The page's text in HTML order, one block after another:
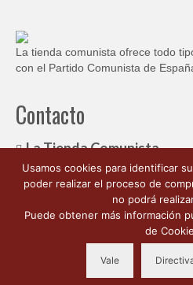
La tienda comunista ofrece todo
con el Partido Comunista de
Contacto
La Tienda Comunista
c/ Ambrosio de Morales, 1
Córdoba España 14003
662 176 563
info@latiendacomunista.es
Copyleft: CC-BY-NC-SA 2026 La Tienda
Usamos cookies para identificar
poder realizar el proceso de
no podrá
Puede obtener más información
de
Vale